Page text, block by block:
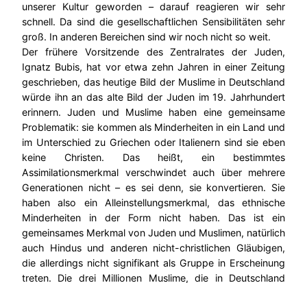
unserer Kultur geworden – darauf reagieren wir sehr
schnell. Da sind die gesellschaftlichen Sensibilitäten sehr
groß. In anderen Bereichen sind wir noch nicht so weit.
Der frühere Vorsitzende des Zentralrates der Juden,
Ignatz Bubis, hat vor etwa zehn Jahren in einer Zeitung
geschrieben, das heutige Bild der Muslime in Deutschland
würde ihn an das alte Bild der Juden im 19. Jahrhundert
erinnern. Juden und Muslime haben eine gemeinsame
Problematik: sie kommen als Minderheiten in ein Land und
im Unterschied zu Griechen oder Italienern sind sie eben
keine Christen. Das heißt, ein bestimmtes
Assimilationsmerkmal verschwindet auch über mehrere
Generationen nicht – es sei denn, sie konvertieren. Sie
haben also ein Alleinstellungsmerkmal, das ethnische
Minderheiten in der Form nicht haben. Das ist ein
gemeinsames Merkmal von Juden und Muslimen, natürlich
auch Hindus und anderen nicht-christlichen Gläubigen,
die allerdings nicht signifikant als Gruppe in Erscheinung
treten. Die drei Millionen Muslime, die in Deutschland